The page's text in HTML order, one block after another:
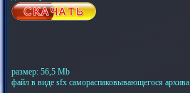
размер: 56,5 Mb
файл в виде sfx самораспаковывающегося архива.